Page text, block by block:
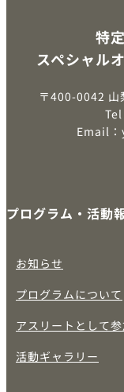
特
スペシャル
〒400-0042 山
Email
プログラム・活動
お知らせ
プログラムについて
アスリートとして参
活動ギャラリー